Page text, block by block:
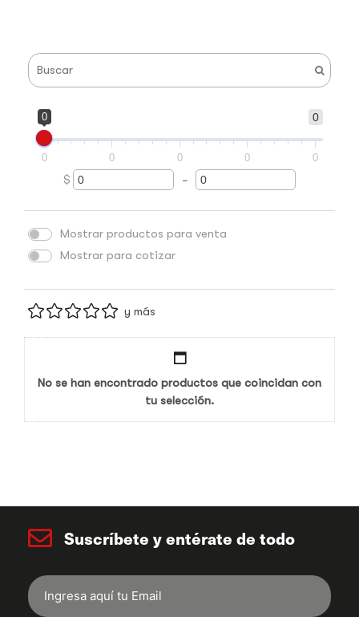
0
0
0 0 0 0 0
$
Minimum Price
-
Maximum Price
Mostrar productos para venta
Mostrar para cotizar
y más
No se han encontrado productos que coincidan con
tu selección.
Suscríbete y entérate de todo